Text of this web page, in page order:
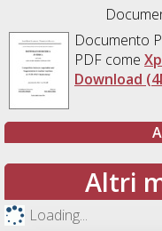
Documento
PDF come
Download
Altri
Loading...